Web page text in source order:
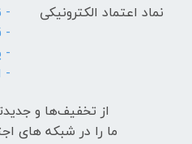
نماد اعتماد الکترونیکی
-
-
-
-
از تخفیف‌ها و
ما را در شبکه های